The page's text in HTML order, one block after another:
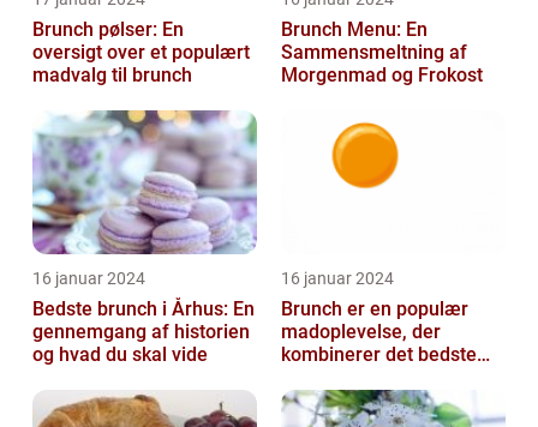
Brunch pølser: En
oversigt over et populært
madvalg til brunch
Brunch Menu: En
Sammensmeltning af
Morgenmad og Frokost
16 januar 2024
Bedste brunch i Århus: En
gennemgang af historien
og hvad du skal vide
16 januar 2024
Brunch er en populær
madoplevelse, der
kombinerer det bedste
frokost